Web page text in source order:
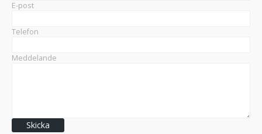
E-post
Telefon
Meddelande
Skicka